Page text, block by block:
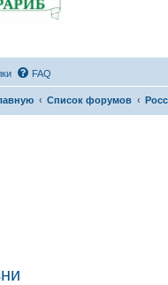
FAQ
Список форумов